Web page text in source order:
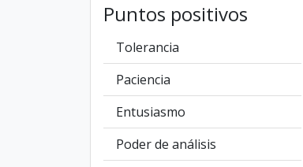
Puntos positivos
Tolerancia
Paciencia
Entusiasmo
Poder de análisis